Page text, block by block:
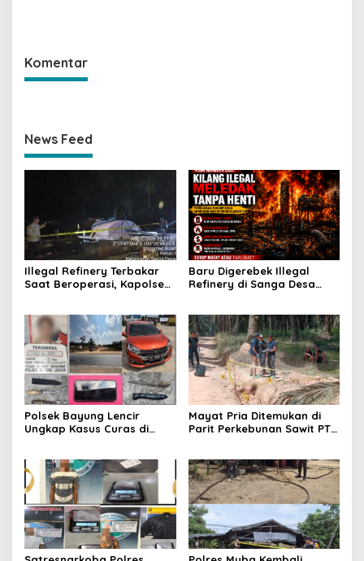
Komentar
News Feed
Illegal Refinery Terbakar
Saat Beroperasi, Kapolsek
Pencegahan Terus
Dilakukan
Baru Digerebek Illegal
Refinery di Sanga Desa
Polsek Bayung Lencir
Ungkap Kasus Curas di
Masih Diburu
Mayat Pria Ditemukan di
Parit Perkebunan Sawit PT